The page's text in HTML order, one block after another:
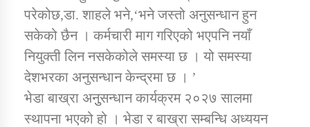
परेकोछ,डा. शाहले भने,‘भने जस्तो अनुसन्धान हुन
सकेको छैन । कर्मचारी माग गरिएको भएपनि नयाँ
नियुक्ती लिन नसकेकोले समस्या छ । यो समस्या
देशभरका अनुसन्धान केन्द्रमा छ । ’
भेडा बाख्रा अनुुसन्धान कार्यक्रम २०२७ सालमा
स्थापना भएको हो । भेडा र बाख्रा सम्बन्धि अध्ययन